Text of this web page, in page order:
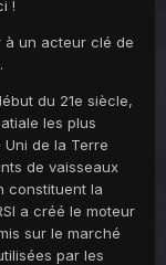
!
à un acteur clé de
du 21e siècle,
les plus
de la Terre
de vaisseaux
constituent la
a créé le moteur
sur le marché
par les